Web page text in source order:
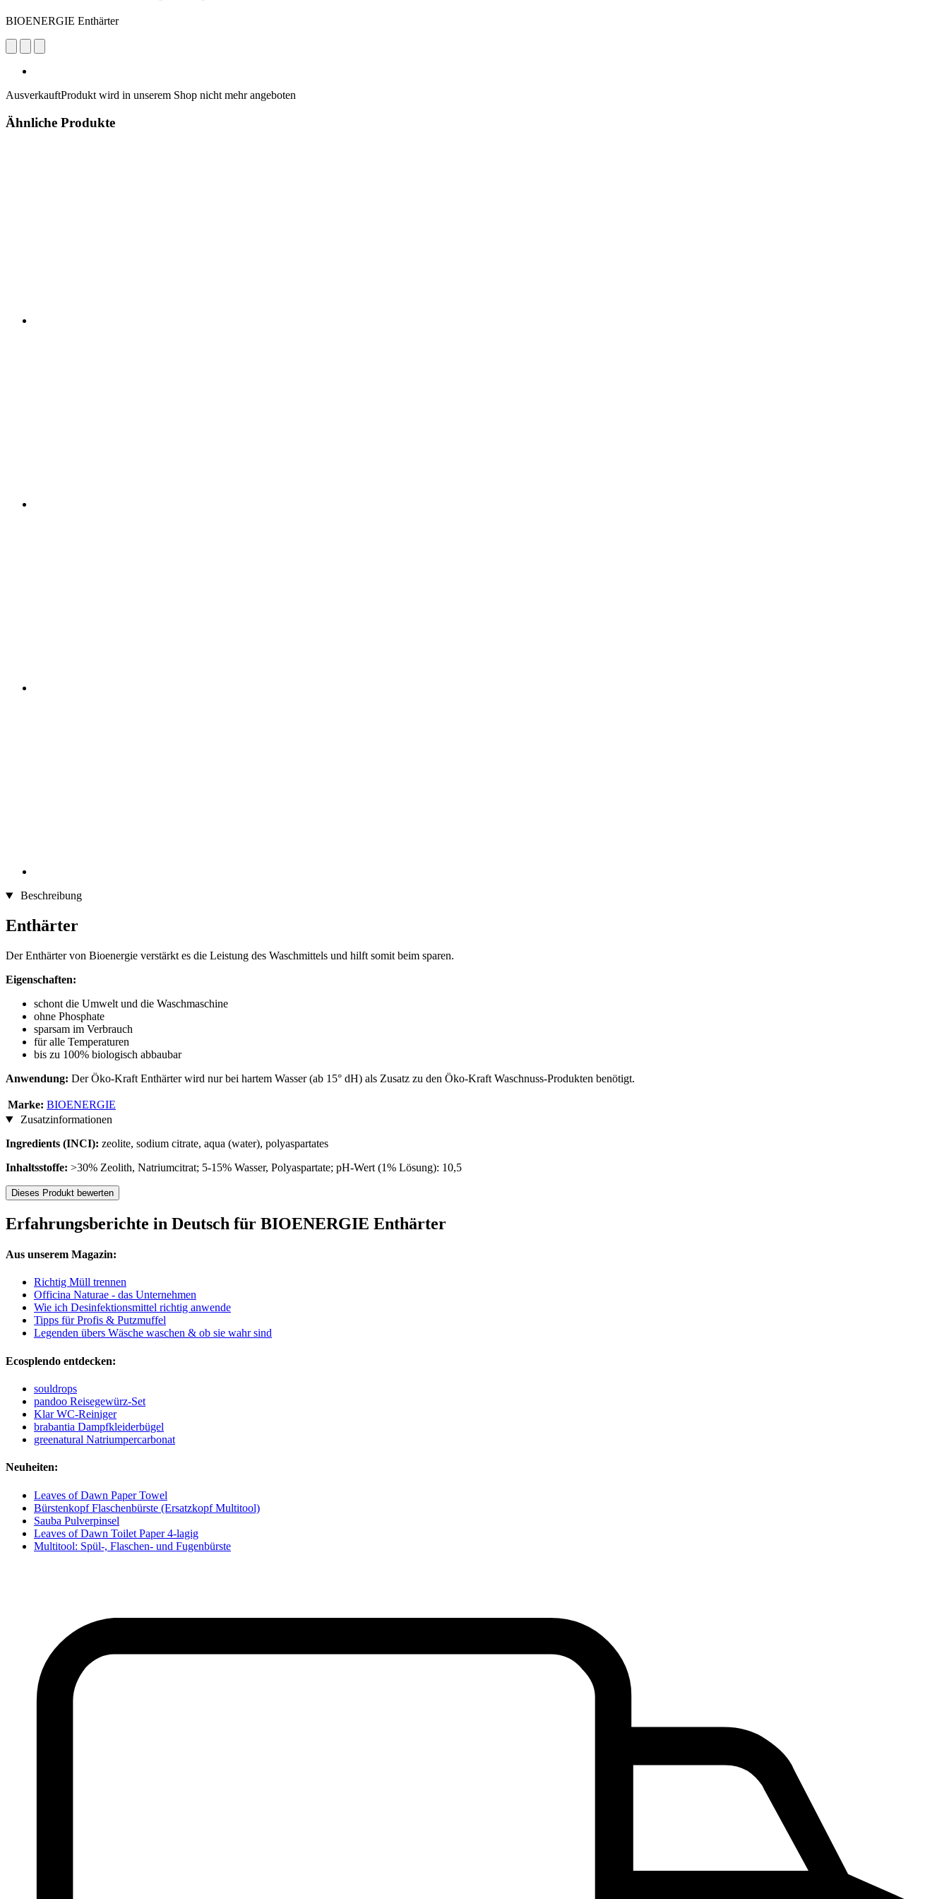
BIOENERGIE Enthärter
AusverkauftProdukt wird in unserem Shop nicht mehr angeboten
Ähnliche Produkte
Beschreibung
Enthärter
Der Enthärter von Bioenergie verstärkt es die Leistung des Waschmittels und hilft somit beim sparen.
Eigenschaften:
schont die Umwelt und die Waschmaschine
ohne Phosphate
sparsam im Verbrauch
für alle Temperaturen
bis zu 100% biologisch abbaubar
Anwendung: Der Öko-Kraft Enthärter wird nur bei hartem Wasser (ab 15° dH) als Zusatz zu den Öko-Kraft Waschnuss-Produkten benötigt.
Marke: BIOENERGIE
Zusatzinformationen
Ingredients (INCI): zeolite, sodium citrate, aqua (water), polyaspartates
Inhaltsstoffe: >30% Zeolith, Natriumcitrat; 5-15% Wasser, Polyaspartate; pH-Wert (1% Lösung): 10,5
Dieses Produkt bewerten
Erfahrungsberichte in Deutsch für BIOENERGIE Enthärter
Aus unserem Magazin:
Richtig Müll trennen
Officina Naturae - das Unternehmen
Wie ich Desinfektionsmittel richtig anwende
Tipps für Profis & Putzmuffel
Legenden übers Wäsche waschen & ob sie wahr sind
Ecosplendo entdecken:
souldrops
pandoo Reisegewürz-Set
Klar WC-Reiniger
brabantia Dampfkleiderbügel
greenatural Natriumpercarbonat
Neuheiten:
Leaves of Dawn Paper Towel
Bürstenkopf Flaschenbürste (Ersatzkopf Multitool)
Sauba Pulverpinsel
Leaves of Dawn Toilet Paper 4-lagig
Multitool: Spül-, Flaschen- und Fugenbürste